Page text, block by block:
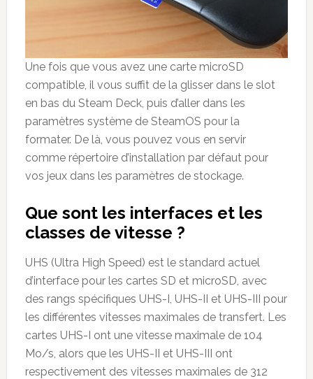
Une fois que vous avez une carte microSD
compatible, il vous suffit de la glisser dans le slot
en bas du Steam Deck, puis d’aller dans les
paramètres système de SteamOS pour la
formater. De là, vous pouvez vous en servir
comme répertoire d’installation par défaut pour
vos jeux dans les paramètres de stockage.
Que sont les interfaces et les
classes de vitesse ?
UHS (Ultra High Speed) est le standard actuel
d’interface pour les cartes SD et microSD, avec
des rangs spécifiques UHS-I, UHS-II et UHS-III pour
les différentes vitesses maximales de transfert. Les
cartes UHS-I ont une vitesse maximale de 104
Mo/s, alors que les UHS-II et UHS-III ont
respectivement des vitesses maximales de 312